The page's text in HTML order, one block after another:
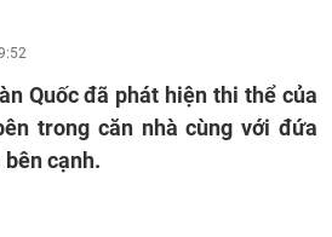
Quốc đã phát hiện thi thể của
trong căn nhà cùng với đứa
cạnh.